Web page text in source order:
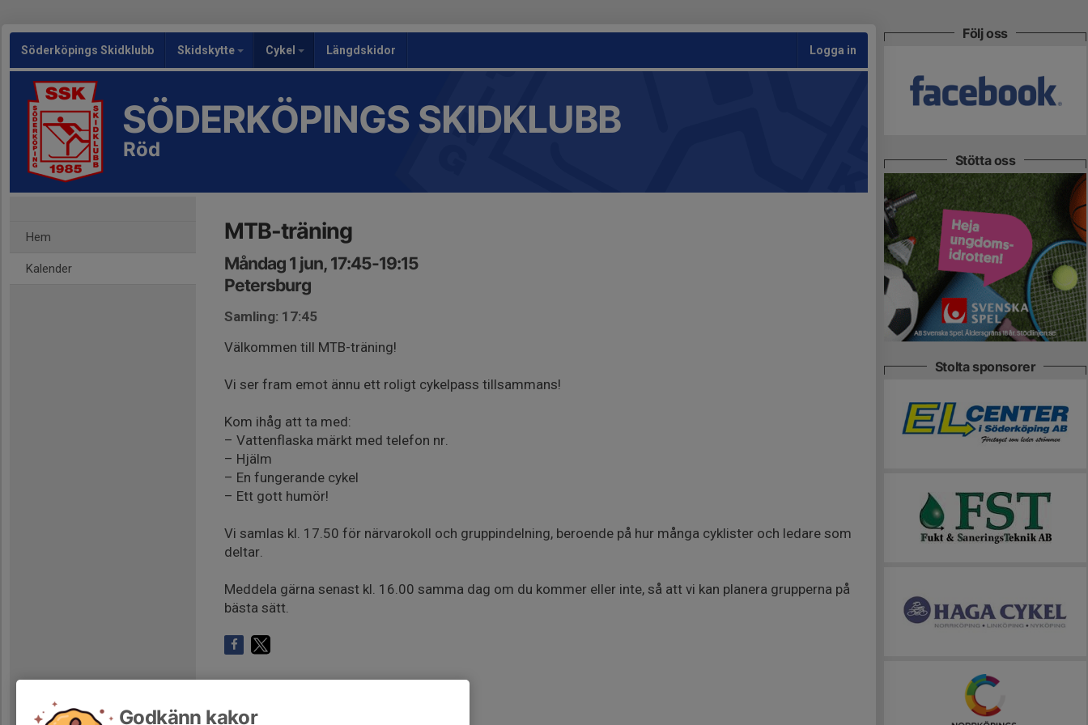
Söderköpings Skidklubb Skidskytte Cykel Längdskidor Logga in
SÖDERKÖPINGS SKIDKLUBB
Röd
Hem
Kalender
MTB-träning
Måndag 1 jun, 17:45-19:15
Petersburg
Samling: 17:45
Välkommen till MTB-träning!
Vi ser fram emot ännu ett roligt cykelpass tillsammans!
Kom ihåg att ta med:
– Vattenflaska märkt med telefon nr.
– Hjälm
– En fungerande cykel
– Ett gott humör!
Vi samlas kl. 17.50 för närvarokoll och gruppindelning, beroende på hur många cyklister och ledare som
deltar.
Meddela gärna senast kl. 16.00 samma dag om du kommer eller inte, så att vi kan planera grupperna på
bästa sätt.
Följ oss
Stötta oss
Stolta sponsorer
Godkänn kakor